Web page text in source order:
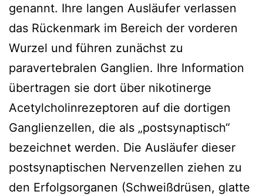
genannt. Ihre langen Ausläufer verlassen
das Rückenmark im Bereich der vorderen
Wurzel und führen zunächst zu
paravertebralen Ganglien. Ihre Information
übertragen sie dort über nikotinerge
Acetylcholinrezeptoren auf die dortigen
Ganglienzellen, die als „postsynaptisch“
bezeichnet werden. Die Ausläufer dieser
postsynaptischen Nervenzellen ziehen zu
den Erfolgsorganen (Schweißdrüsen, glatte